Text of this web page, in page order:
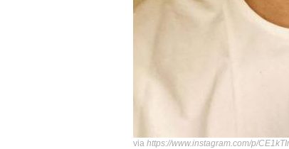
via https://www.instagram.com/p/